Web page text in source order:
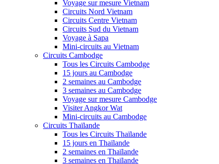
Voyage sur mesure Vietnam
Circuits Nord Vietnam
Circuits Centre Vietnam
Circuits Sud du Vietnam
Voyage à Sapa
Mini-circuits au Vietnam
Circuits Cambodge
Tous les Circuits Cambodge
15 jours au Cambodge
2 semaines au Cambodge
3 semaines au Cambodge
Voyage sur mesure Cambodge
Visiter Angkor Wat
Mini-circuits au Cambodge
Circuits Thaïlande
Tous les Circuits Thaïlande
15 jours en Thaïlande
2 semaines en Thaïlande
3 semaines en Thaïlande